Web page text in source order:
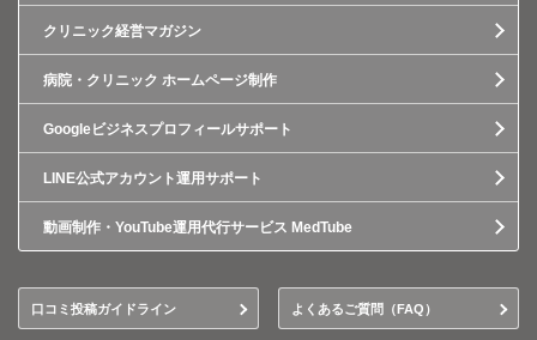
クリニック経営マガジン
病院・クリニック ホームページ制作
Googleビジネスプロフィールサポート
LINE公式アカウント運用サポート
動画制作・YouTube運用代行サービス MedTube
口コミ投稿ガイドライン よくあるご質問（FAQ）